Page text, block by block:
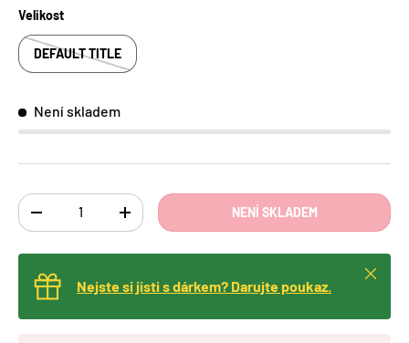
Velikost
DEFAULT TITLE
Není skladem
Ks
TRANSLATION MISSING: CS.CART.ITEMS.DECREASE_QUANTITY
TRANSLATION MISSING:NENÍ SKLADEM
Nejste si jisti s dárkem? Darujte poukaz.
Zavřít